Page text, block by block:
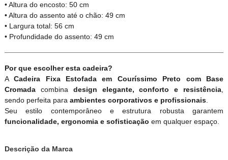
• Altura do encosto: 50 cm
• Altura do assento até o chão: 49 cm
• Largura total: 56 cm
• Profundidade do assento: 49 cm
Por que escolher esta cadeira?
ACadeira Fixa Estofada em Couríssimo Preto com Base
Cromadacombina design elegante, conforto e resistência,
sendo perfeita para ambientes corporativos e profissionais.
Seu estilo contemporâneo e estrutura robusta garantem
funcionalidade, ergonomia e sofisticação em qualquer espaço.
Descrição da Marca